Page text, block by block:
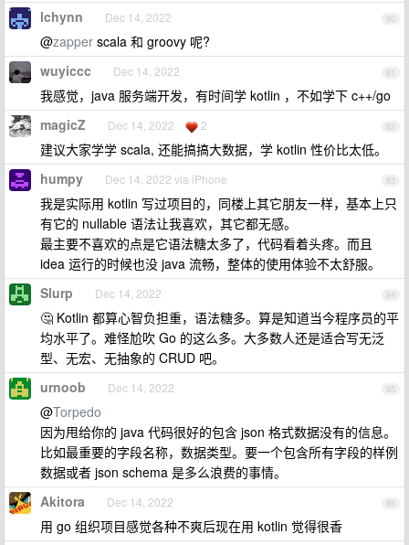
80
lchynn Dec 14, 2022
@zapper scala 和 groovy 呢?
81
wuyiccc Dec 14, 2022
我感觉，java 服务端开发，有时间学 kotlin ，不如学下 c++/go
82
magicZ Dec 14, 2022 2
建议大家学学 scala, 还能搞搞大数据，学 kotlin 性价比太低。
83
humpy Dec 14, 2022 via iPhone
我是实际用 kotlin 写过项目的，同楼上其它朋友一样，基本上只
有它的 nullable 语法让我喜欢，其它都无感。
最主要不喜欢的点是它语法糖太多了，代码看着头疼。而且
idea 运行的时候也没 java 流畅，整体的使用体验不太舒服。
84
Slurp Dec 14, 2022
🤔 Kotlin 都算心智负担重，语法糖多。算是知道当今程序员的平
均水平了。难怪尬吹 Go 的这么多。大多数人还是适合写无泛
型、无宏、无抽象的 CRUD 吧。
85
urnoob Dec 14, 2022
@Torpedo
因为甩给你的 java 代码很好的包含 json 格式数据没有的信息。
比如最重要的字段名称，数据类型。要一个包含所有字段的样例
数据或者 json schema 是多么浪费的事情。
86
Akitora Dec 14, 2022
用 go 组织项目感觉各种不爽后现在用 kotlin 觉得很香